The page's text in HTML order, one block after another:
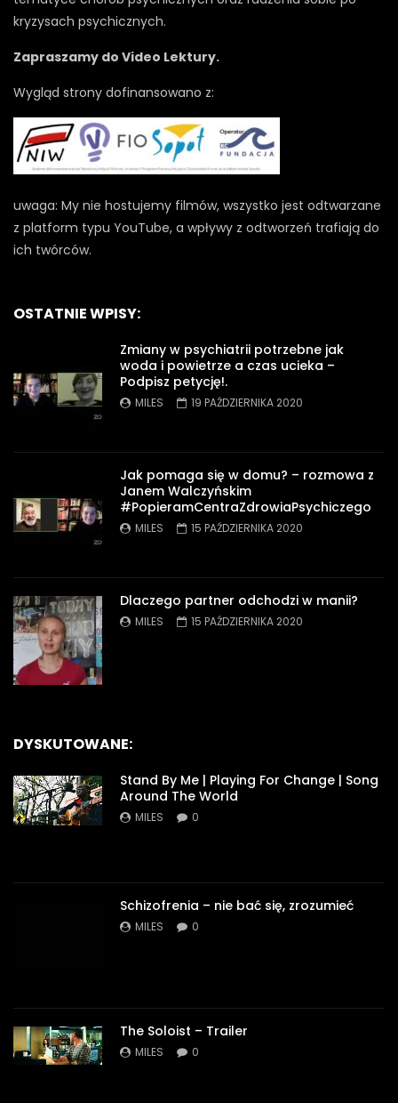
kryzysach psychicznych.
Zapraszamy do Video Lektury.
Wygląd strony dofinansowano z:
uwaga: My nie hostujemy filmów, wszystko jest odtwarzane
z platform typu YouTube, a wpływy z odtworzeń trafiają do
ich twórców.
OSTATNIE WPISY:
Zmiany w psychiatrii potrzebne jak
woda i powietrze a czas ucieka –
Podpisz petycję!.
MILES 19 PAŹDZIERNIKA 2020
Jak pomaga się w domu? – rozmowa z
Janem Walczyńskim
#PopieramCentraZdrowiaPsychiczego
MILES 15 PAŹDZIERNIKA 2020
Dlaczego partner odchodzi w manii?
MILES 15 PAŹDZIERNIKA 2020
DYSKUTOWANE:
Stand By Me | Playing For Change | Song
Around The World
MILES 0
Schizofrenia – nie bać się, zrozumieć
MILES 0
The Soloist – Trailer
MILES 0